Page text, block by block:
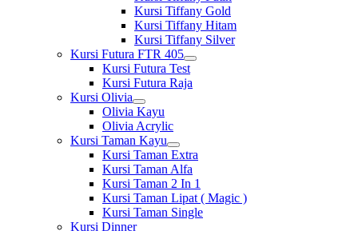
sub
menu
Kursi Tiffany Gold
Kursi Tiffany Hitam
Kursi Tiffany Silver
Kursi Futura FTR 405
Show
sub
menu
Kursi Futura Test
Kursi Futura Raja
Kursi Olivia
Show
sub
menu
Olivia Kayu
Olivia Acrylic
Kursi Taman Kayu
Show
sub
menu
Kursi Taman Extra
Kursi Taman Alfa
Kursi Taman 2 In 1
Kursi Taman Lipat ( Magic )
Kursi Taman Single
Kursi Dinner